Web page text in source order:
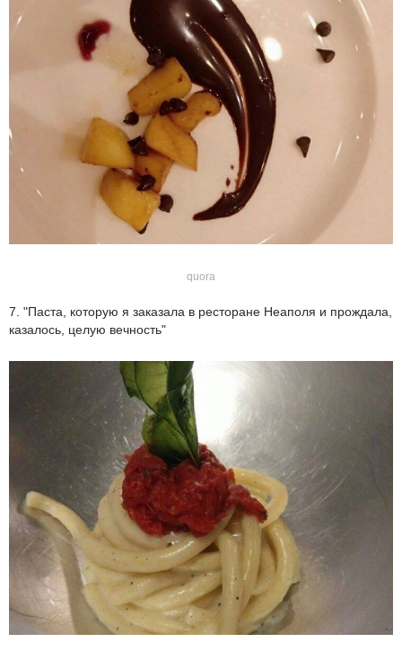
quora
7. "Паста, которую я заказала в ресторане Неаполя и прождала,
казалось, целую вечность"